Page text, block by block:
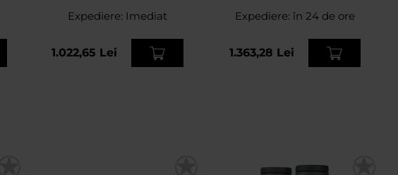
Expediere: Imediat
1.022,65 Lei
Expediere:în 24 de ore
1.363,28 Lei